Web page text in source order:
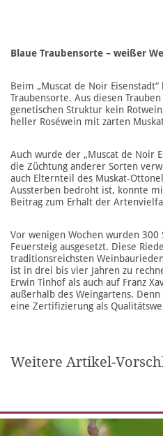
Blaue Traubensorte – weißer
Beim „Muscat de Noir
Traubensorte. Aus diesen
genetischen Struktur kein
heller Roséwein mit zarten
Auch wurde der „Muscat de Noir
die Züchtung anderer Sorten
auch Elternteil des Muskat-
Aussterben bedroht ist, konnte
Beitrag zum Erhalt der
Vor wenigen Wochen wurden 300
Feuersteig ausgesetzt. Diese
traditionsreichsten
ist in drei bis vier Jahren zu
Erwin Tinhof als auch auf Franz
außerhalb des Weingartens.
eine Zertifizierung als
Weitere Artikel-